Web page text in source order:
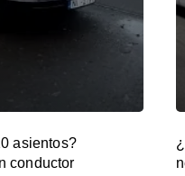
asientos?
conductor